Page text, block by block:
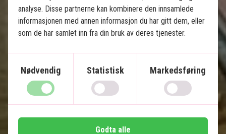
tigersafari
Privat, engelsktalende sjåfør
Old Delhi og New Delhi
Jaipur
Ranthambore Nasjonalpark
analyse. Disse partnerne kan kombinere den innsamlede
informasjonen med annen informasjon du har gitt dem, eller
som de har samlet inn fra din bruk av deres tjenester.
Nødvendig Statistisk Markedsføring
Godta alle